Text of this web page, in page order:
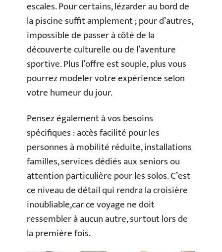
escales. Pour certains, lézarder au bord de
la piscine suffit amplement ; pour d’autres,
impossible de passer à côté de la
découverte culturelle ou de l’aventure
sportive. Plus l’offre est souple, plus vous
pourrez modeler votre expérience selon
votre humeur du jour.
Pensez également à vos besoins
spécifiques : accès facilité pour les
personnes à mobilité réduite, installations
familles, services dédiés aux seniors ou
attention particulière pour les solos. C’est
ce niveau de détail qui rendra la croisière
inoubliable,car ce voyage ne doit
ressembler à aucun autre, surtout lors de
la première fois.